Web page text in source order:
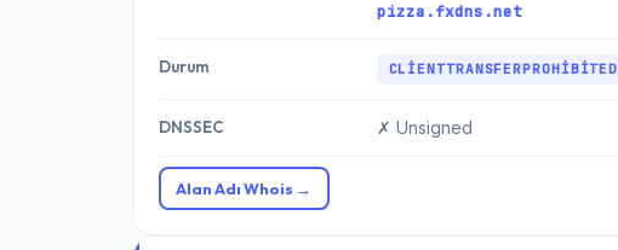
pizza.fxdns.net
Durum CLIENTTRANSFERPROHIBITED
DNSSEC ✗ Unsigned
Alan Adı Whois →